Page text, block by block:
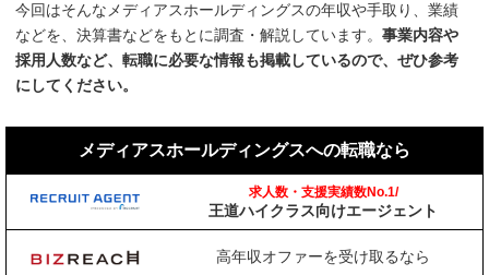
今回はそんなメディアスホールディングスの年収や手取り、業績
などを、決算書などをもとに調査・解説しています。事業内容や
採用人数など、転職に必要な情報も掲載しているので、ぜひ参考
にしてください。
メディアスホールディングスへの転職なら
求人数・支援実績数No.1/
王道ハイクラス向けエージェント
高年収オファーを受け取るなら